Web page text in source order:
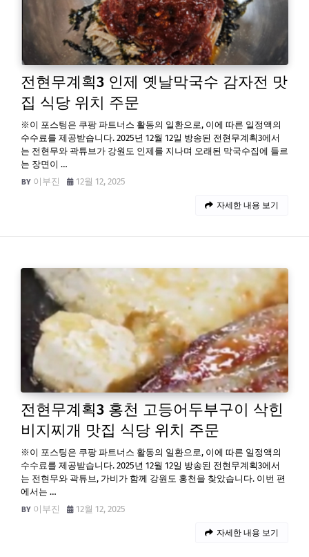
전현무계획3 인제 옛날막국수 감자전 맛
집 식당 위치 주문
※이 포스팅은 쿠팡 파트너스 활동의 일환으로, 이에 따른 일정액의
수수료를 제공받습니다. 2025년 12월 12일 방송된 전현무계획3에서
는 전현무와 곽튜브가 강원도 인제를 지나며 오래된 막국수집에 들르
는 장면이 …
이부진
12월 12, 2025
자세한 내용 보기
전현무계획3 홍천 고등어두부구이 삭힌
비지찌개 맛집 식당 위치 주문
※이 포스팅은 쿠팡 파트너스 활동의 일환으로, 이에 따른 일정액의
수수료를 제공받습니다. 2025년 12월 12일 방송된 전현무계획3에서
는 전현무와 곽튜브, 가비가 함께 강원도 홍천을 찾았습니다. 이번 편
에서는 …
이부진
12월 12, 2025
자세한 내용 보기